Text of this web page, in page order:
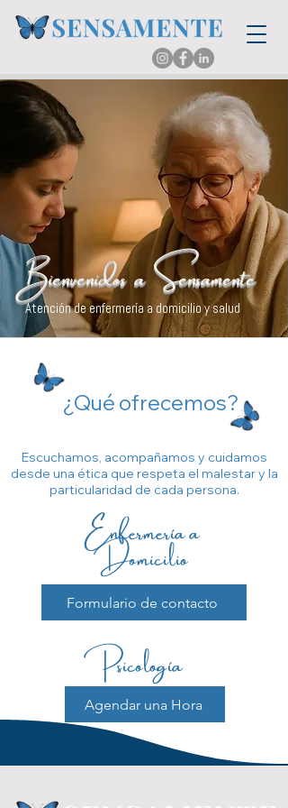
a Sensamente
enfermería a domicilio y salud
¿Qué ofrecemos?
Escuchamos, acompañamos y cuidamos
desde una ética que respeta el malestar y la
particularidad de cada persona.
Enfermería a
Domicilio
Formulario de contacto
Psicología
Agendar una Hora